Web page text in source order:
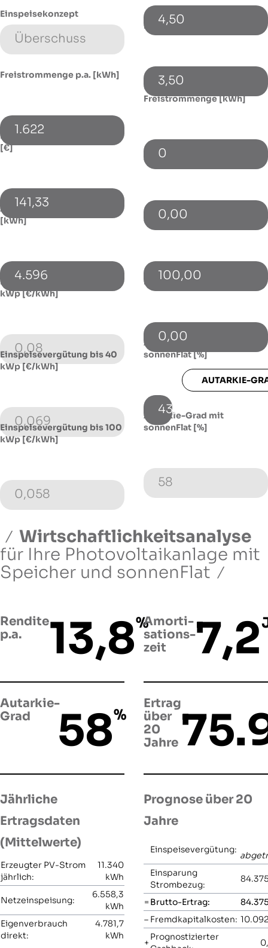
Einspeisekonzept
Freistrommenge p.a. [kWh]
1.622
Monatlicher Flat-Abschlag
[€]
141,33
Zusätzlicher Netzbezug
[kWh]
4.596
Einspeisevergütung bis 10
kWp [€/kWh]
0,08
Einspeisevergütung bis 40
kWp [€/kWh]
0,069
Einspeisevergütung bis 100
kWp [€/kWh]
0,058
4,50
Fremdkapitalzinssatz [%]
3,50
Ungenutzte
Freistrommenge [kWh]
0
Cashback p.a. [€]
0,00
Gewinnbeteiligung p.a. [€]
100,00
Förderung / Zuschuss [€]
0,00
Autarkie-Grad ohne
sonnenFlat [%]
43,47
AUTARKIE-
Autarkie-Grad mit
sonnenFlat [%]
58
Wirtschaftlichkeitsanalyse
für Ihre Photovoltaikanlage mit
Speicher und sonnenFlat
Rendite
p.a.
13,8%Amorti­
sations­
zeit
7,2
Autarkie-
Grad
58%
Ertrag
über
20
Jahre
Jährliche
Ertragsdaten
(Mittelwerte)
Erzeugter PV-Strom
jährlich:
11.340
kWh
Netzeinspeisung:
6.558,3
kWh
Eigenverbrauch
direkt:
4.781,7
kWh
Prognose über 20
Jahre
Einspeisevergütung:
Einsparung
Strombezug:
=Brutto-Ertrag:
– Fremdkapitalkosten:
+
Prognostizierter